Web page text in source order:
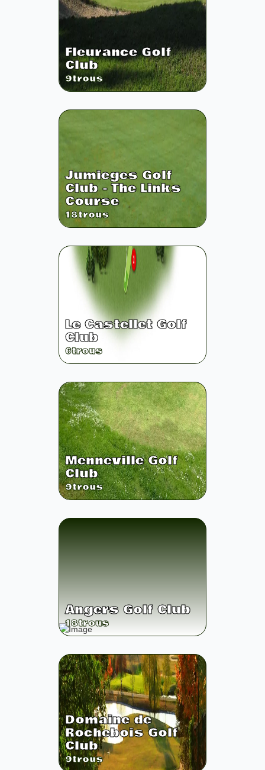
Fleurance Golf
Club
9trous
Jumieges Golf
Club - The Links
Course
18trous
Le Castellet Golf
Club
6trous
Menneville Golf
Club
9trous
Angers Golf Club
18trous
Domaine de
Rochebois Golf
Club
9trous